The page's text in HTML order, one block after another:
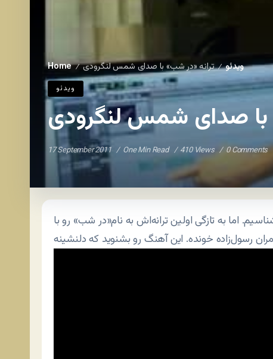
Home / ویدئو / ترانه «در شب» با صدای شمس لنگرودی
ویدئو
با صدای شمس لنگرودی
17 September 2011 One Min Read 410 Views 0 Comments
اما به تازگی اولین ترانه‌اش به نام«در شب» رو با